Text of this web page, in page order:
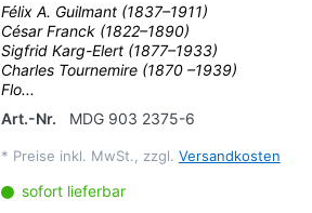
Félix A. Guilmant (1837–1911)
César Franck (1822–1890)
Sigfrid Karg-Elert (1877–1933)
Charles Tournemire (1870 –1939)
Flo...
Art.-Nr.
MDG 903 2375-6
* Preise inkl. MwSt., zzgl. Versandkosten
sofort lieferbar